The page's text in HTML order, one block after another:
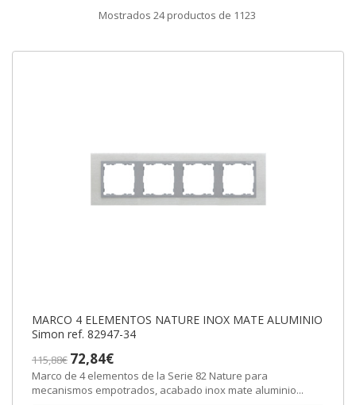
Mostrados 24productos de 1123
MARCO 4 ELEMENTOS NATURE INOX MATE ALUMINIO
Simon ref. 82947-34
115,88€ 72,84€
Marco de 4 elementos de la Serie 82 Nature para
mecanismos empotrados, acabado inox mate aluminio...